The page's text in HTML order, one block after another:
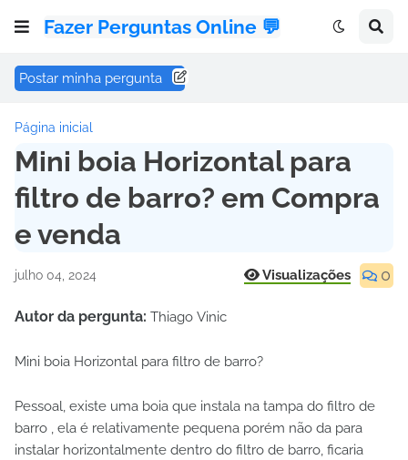
Fazer Perguntas Online 💬
Postar minha pergunta
Página inicial
Mini boia Horizontal para
filtro de barro? em Compra
e venda
julho 04, 2024 Visualizações 0
Autor da pergunta: Thiago Vinic
Mini boia Horizontal para filtro de barro?
Pessoal, existe uma boia que instala na tampa do filtro de
barro , ela é relativamente pequena porém não da para
instalar horizontalmente dentro do filtro de barro, ficaria